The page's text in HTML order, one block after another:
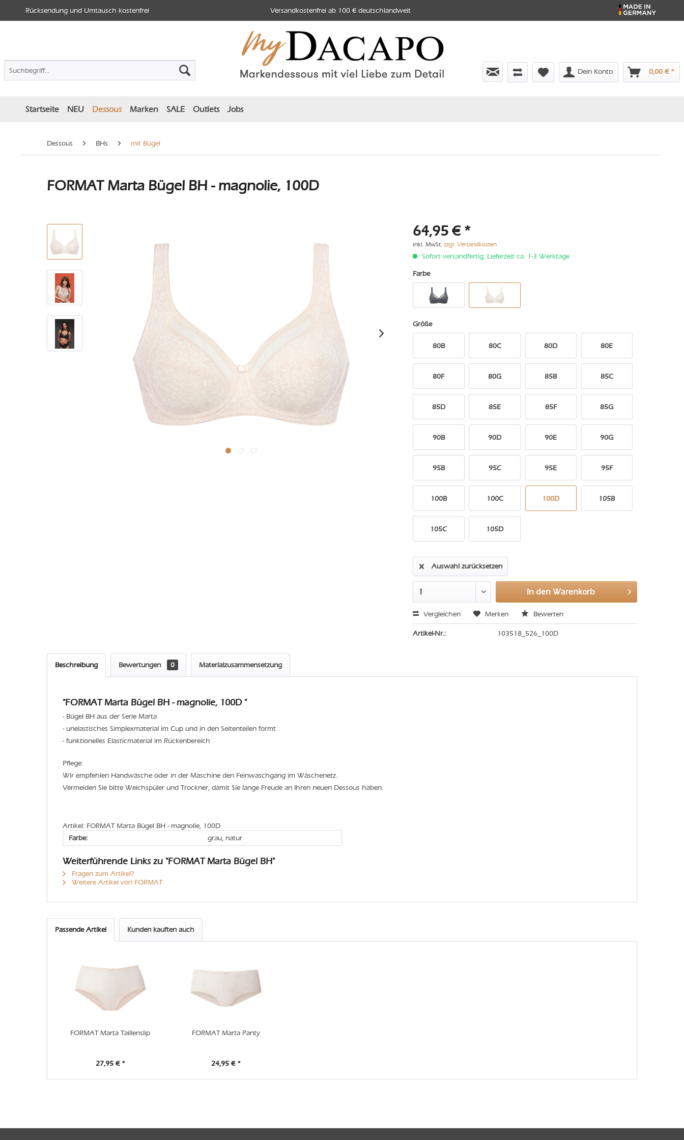
Rücksendung und Umtausch kostenfrei Versandkostenfrei ab 100 € deutschlandweit
Dein Konto 0,00 € *
Startseite NEU Dessous Marken SALE Outlets Jobs
Dessous BHs mit Bügel
FORMAT Marta Bügel BH - magnolie, 100D
64,95 € *
inkl. MwSt.zzgl. Versandkosten
Sofort versandfertig, Lieferzeit ca. 1-3 Werktage
Farbe
Größe
80B 80C 80D 80E
80F 80G 85B 85C
85D 85E 85F 85G
90B 90D 90E 90G
95B 95C 95E 95F
100B 100C 100D 105B
105C 105D
Auswahl zurücksetzen
In den Warenkorb
Vergleichen Merken Bewerten
Artikel-Nr.: 103518_526_100D
Beschreibung Bewertungen 0 Materialzusammensetzung
"FORMAT Marta Bügel BH - magnolie, 100D "
- Bügel BH aus der Serie Marta
- unelastisches Simplexmaterial im Cup und in den Seitenteilen formt
- funktionelles Elasticmaterial im Rückenbereich
Pflege:
Wir empfehlen Handwäsche oder in der Maschine den Feinwaschgang im Wäschenetz.
Vermeiden Sie bitte Weichspüler und Trockner, damit Sie lange Freude an Ihren neuen Dessous haben.
Artikel: FORMAT Marta Bügel BH - magnolie, 100D
Farbe:
grau, natur
Weiterführende Links zu "FORMAT Marta Bügel BH"
Fragen zum Artikel?
Weitere Artikel von FORMAT
Passende Artikel Kunden kauften auch
FORMAT Marta Taillenslip
27,95 € *
FORMAT Marta Panty
24,95 € *